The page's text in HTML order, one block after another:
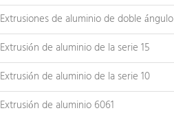
Extrusiones de aluminio de doble ángulo
Extrusión de aluminio de la serie 15
Extrusión de aluminio de la serie 10
Extrusión de aluminio 6061